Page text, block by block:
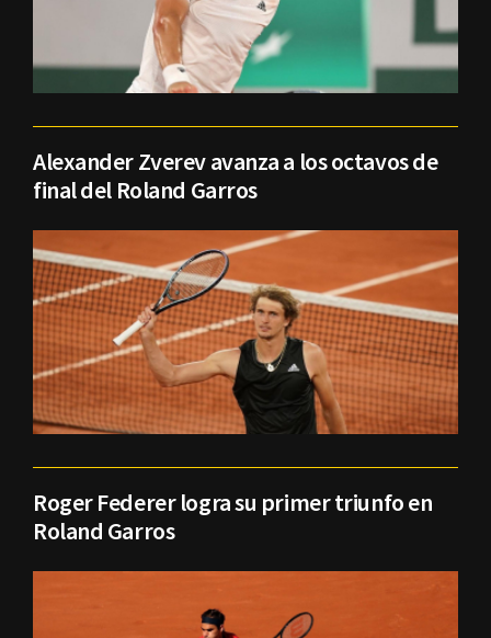
Alexander Zverev avanza a los octavos de
final del Roland Garros
Roger Federer logra su primer triunfo en
Roland Garros